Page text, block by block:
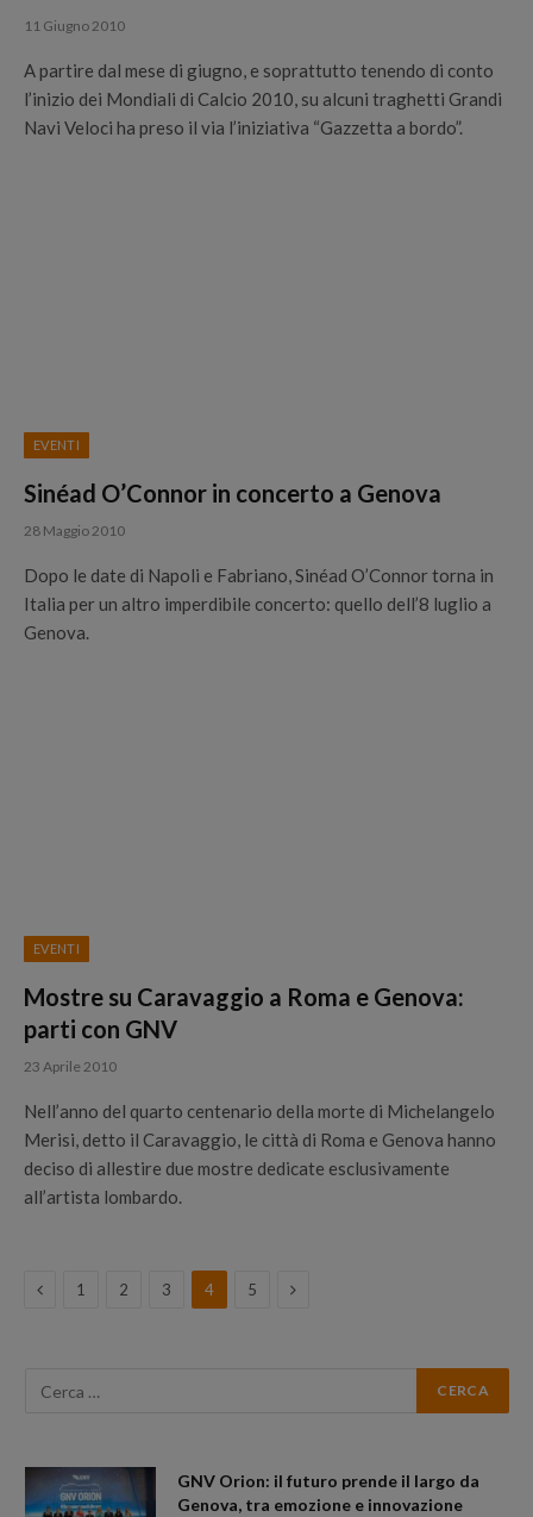
11 Giugno 2010
A partire dal mese di giugno, e soprattutto tenendo di conto
l’inizio dei Mondiali di Calcio 2010, su alcuni traghetti Grandi
Navi Veloci ha preso il via l’iniziativa “Gazzetta a bordo”.
EVENTI
Sinéad O’Connor in concerto a Genova
28 Maggio 2010
Dopo le date di Napoli e Fabriano, Sinéad O’Connor torna in
Italia per un altro imperdibile concerto: quello dell’8 luglio a
Genova.
EVENTI
Mostre su Caravaggio a Roma e Genova:
parti con GNV
23 Aprile 2010
Nell’anno del quarto centenario della morte di Michelangelo
Merisi, detto il Caravaggio, le città di Roma e Genova hanno
deciso di allestire due mostre dedicate esclusivamente
all’artista lombardo.
Previous
1 2 3 4 5 Next
GNV Orion: il futuro prende il largo da
Genova, tra emozione e innovazione